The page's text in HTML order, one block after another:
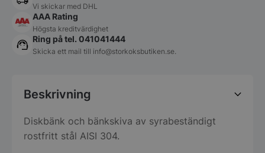
Vi skickar med DHL
AAA Rating
Högsta kreditvärdighet
Ring på tel. 041041444
Skicka ett mail till info@storkoksbutiken.se.
Beskrivning
Diskbänk och bänkskiva av syrabeständigt
rostfritt stål AISI 304.